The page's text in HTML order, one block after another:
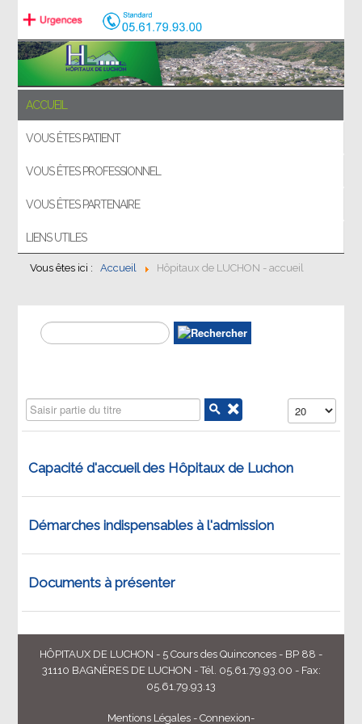
ACCUEIL
VOUS ÊTES PATIENT
VOUS ÊTES PROFESSIONNEL
VOUS ÊTES PARTENAIRE
LIENS UTILES
Vous êtes ici : Accueil Hôpitaux de LUCHON - accueil
Saisir partie du titre Affichage #
Capacité d'accueil des Hôpitaux de Luchon
Démarches indispensables à l'admission
Documents à présenter
HÔPITAUX DE LUCHON - 5 Cours des Quinconces - BP 88 -
31110 BAGNÈRES DE LUCHON - Tél. 05.61.79.93.00 - Fax:
05.61.79.93.13
Mentions Légales - Connexion-